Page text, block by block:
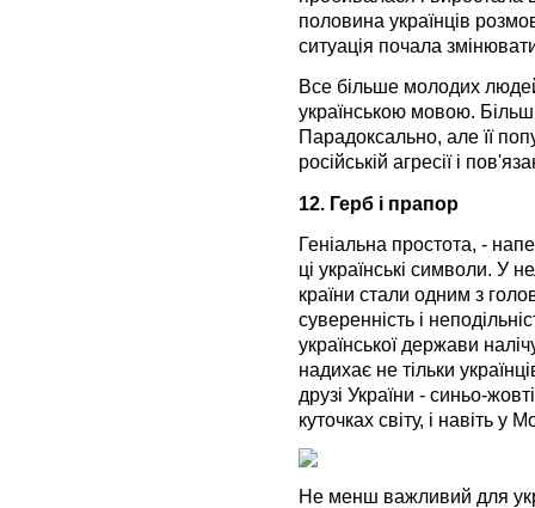
половина українців
ситуація почала
Все більше молодих
українською мовою.
Парадоксально, але її
російській агресії і
12. Герб і прапор
Геніальна простота, -
ці українські символи. У
країни стали одним з
суверенність і
української держави
надихає не тільки
друзі України - синьо-
куточках світу, і навіть у
Не менш важливий для